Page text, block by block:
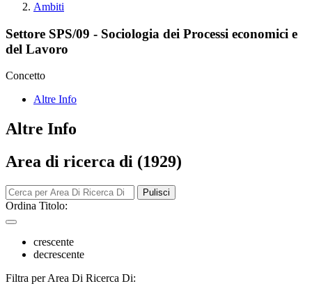
Ambiti
Settore SPS/09 - Sociologia dei Processi economici e
del Lavoro
Concetto
Altre Info
Altre Info
Area di ricerca di (1929)
Pulisci
Ordina Titolo:
crescente
decrescente
Filtra per Area Di Ricerca Di: